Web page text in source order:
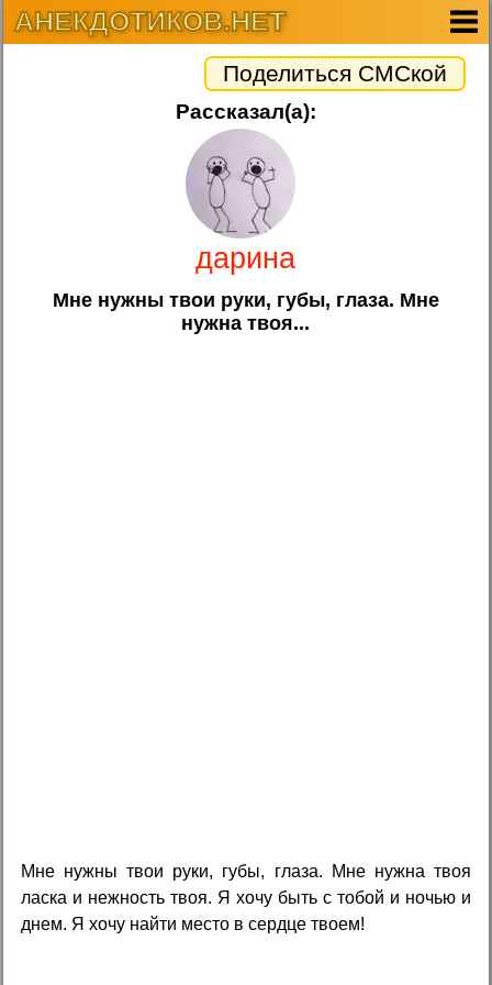
АНЕКДОТИКОВ.НЕТ
Поделиться СМСкой
Рассказал(а):
дарина
Мне нужны твои руки, губы, глаза. Мне
нужна твоя...
Мне нужны твои руки, губы, глаза. Мне нужна твоя
ласка и нежность твоя. Я хочу быть с тобой и ночью и
днем. Я хочу найти место в сердце твоем!